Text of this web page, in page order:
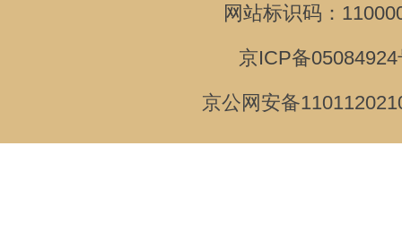
网站标识码：
京ICP备
京公网安备